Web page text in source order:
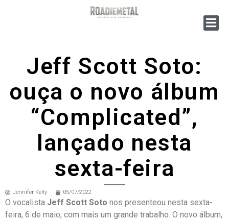
Jeff Scott Soto:
ouça o novo álbum
“Complicated”,
lançado nesta
sexta-feira
Jennifer Kelly 05/07/2022
O vocalista Jeff Scott Soto nos presenteou nesta sexta-
feira, 6 de maio, com mais um grande trabalho. O novo álbum,